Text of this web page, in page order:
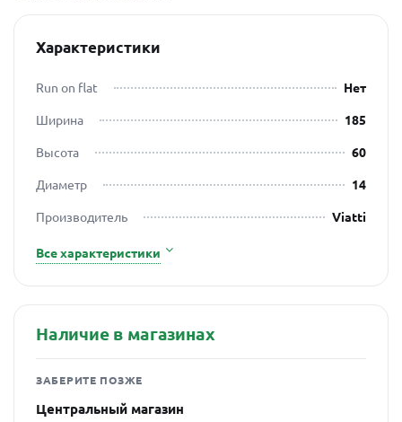
Характеристики
Run on flat
Нет
Ширина
185
Высота
60
Диаметр
14
Производитель
Viatti
Все характеристики
Наличие в магазинах
ЗАБЕРИТЕ ПОЗЖЕ
Центральный магазин